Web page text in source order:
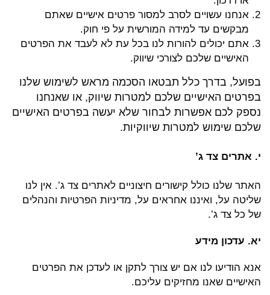
אנחנו עשויים לסרב למסור פרטים אישיים שאתם
מבקשים עד למידה המורשית על פי חוק.
אתם יכולים להורות לנו בכל עת לא לעבד את הפרטים
האישיים שלכם לצורכי שיווק.
בפועל, בדרך כלל תבטאו הסכמה מראש לשימוש שלנו
בפרטים האישיים שלכם למטרות שיווק, או שאנחנו
נספק לכם אפשרות לבחור שלא יעשה בפרטים האישיים
שלכם שימוש למטרות שיווקיות.
י. אתרים צד ג’
האתר שלנו כולל קישורים חיצוניים לאתרים צד ג’. אין לנו
שליטה על, ואיננו אחראים על, מדיניות הפרטיות והנהלים
של כל צד ג’.
יא. עדכון מידע
אנא הודיעו לנו אם יש צורך לתקן או לעדכן את הפרטים
האישיים שאנו מחזיקים עליכם.